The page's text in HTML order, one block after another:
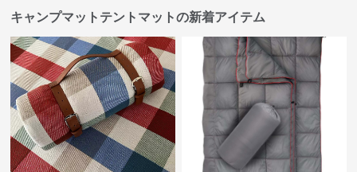
キャンプマットテントマットの新着アイテム